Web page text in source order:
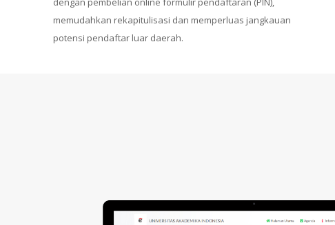
memudahkan rekapitulisasi dan memperluas jangkauan
potensi pendaftar luar daerah.